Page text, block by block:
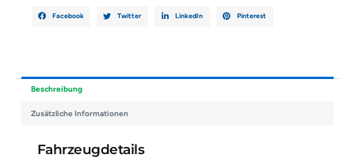
Facebook Twitter LinkedIn Pinterest
Beschreibung
Zusätzliche Informationen
Fahrzeugdetails